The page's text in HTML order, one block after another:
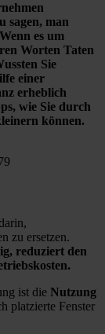
sagen, man
es um
Worten Taten
Sie
einer
erheblich
wie Sie durch
können.
zu ersetzen.
reduziert den
ist die Nutzung
platzierte Fenster